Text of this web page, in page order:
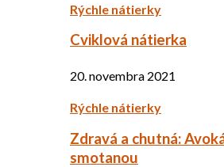
Rýchle nátierky
Cviklová nátierka
20. novembra 2021
Rýchle nátierky
Zdravá a chutná:
smotanou